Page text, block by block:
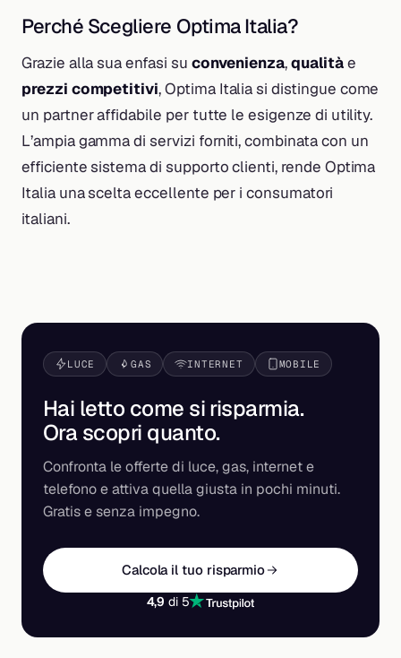
Perché Scegliere Optima Italia?
Grazie alla sua enfasi su convenienza,qualitàe
prezzi competitivi, Optima Italia si distingue come
un partner affidabile per tutte le esigenze di utility.
L’ampia gamma di servizi forniti, combinata con un
efficiente sistema di supporto clienti, rende Optima
Italia una scelta eccellente per i consumatori
italiani.
LUCE GAS INTERNET MOBILE
Hai letto come si risparmia.
Ora scopri quanto.
Confronta le offerte di luce, gas, internet e
telefono e attiva quella giusta in pochi minuti.
Gratis e senza impegno.
Calcola il tuo risparmio
4,9 di 5